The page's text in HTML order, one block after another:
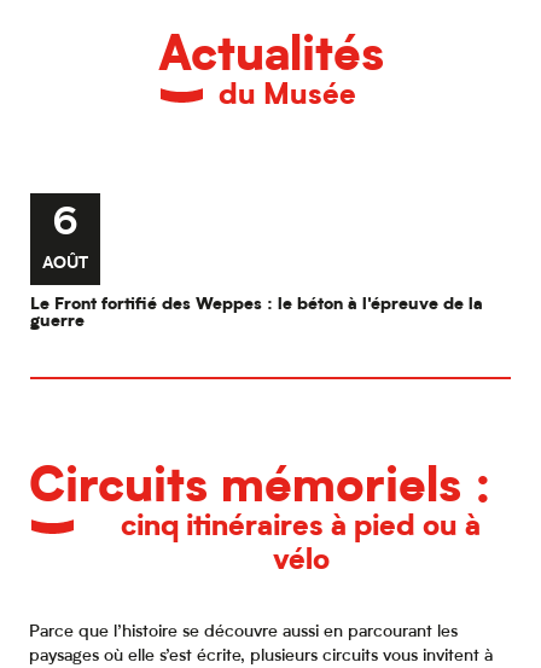
Actualités
du Musée
6
AOÛT
Le Front fortifié des Weppes : le béton à l'épreuve de la
guerre
Circuits mémoriels :
cinq itinéraires à pied ou à
vélo
Parce que l’histoire se découvre aussi en parcourant les
paysages où elle s’est écrite, plusieurs circuits vous invitent à